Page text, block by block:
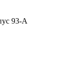
93-А